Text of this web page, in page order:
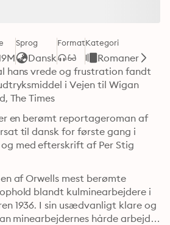
Sprog
Dansk
FormatKategori
Romaner
vrede og frustration fandt
i Vejen til Wigan
The Times
en berømt reportageroman af
til dansk for første gang i
med efterskrift af Per Stig
af Orwells mest berømte
blandt kulminearbejdere i
1936. I sin usædvanligt klare og
minearbejdernes hårde arbejde,